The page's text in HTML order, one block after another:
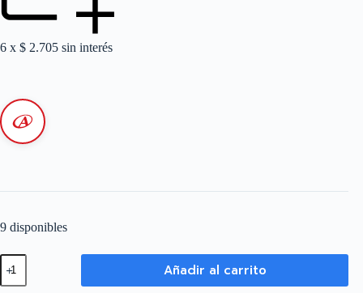
6 x $ 2.705 sin interés
9 disponibles
Aplique
de
Pared
Añadir al carrito